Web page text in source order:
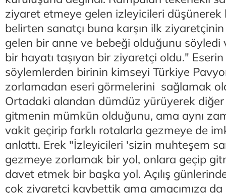
ziyaret etmeye gelen izleyicileri düşünerek
belirten sanatçı buna karşın ilk
gelen bir anne ve bebeği olduğunu söyledi
bir hayatı taşıyan bir ziyaretçi oldu."
söylemlerden birinin kimseyi Türkiye
zorlamadan eseri görmelerini sağlamak
Ortadaki alandan dümdüz yürüyerek diğer
gitmenin mümkün olduğunu, ama aynı
vakit geçirip farklı rotalarla gezmeye de
anlattı. Erek "İzleyicileri 'sizin muhteşem
gezmeye zorlamak bir yol, onlara geçip
davet etmek bir başka yol. Açılış
çok ziyaretçi kaybettik ama amacımıza da